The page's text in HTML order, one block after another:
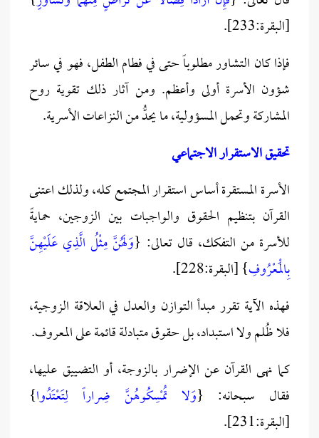
[البقرة:233].
فإذا كان التشاور مطلوباً حتى في فطام الطفل، فهو في سائر
شؤون الأسرة أولى وأعظم. ومن آثار ذلك تقوية روح
المشاركة وتحمل المسؤولية، ما يحدُّ من النزاعات الأسرية.
تحقيق الاستقرار الاجتماعي
الأسرة المستقرة أساس استقرار المجتمع كله، ولذلك اعتنى
القرآن بتنظيم الحقوق والواجبات بين الزوجين، حمايةً
للأسرة من التفكك، قال تعالى: {وَلَهُنَّ مِثْلُ الَّذِي عَلَيْهِنَّ
بِالْمَعْرُوفِ} [البقرة:228].
فهذه الآية تقرر مبدأ التوازن والعدل في العلاقة الزوجية،
فلا ظُلم ولا استبداد، بل حقوق متبادلة قائمة على المعروف.
كما نهى القرآن عن الإضرار بالزوجة، أو التضييق عليها،
فقال سبحانه: {وَلا تُمْسِكُوهُنَّ ضِراراً لِتَعْتَدُوا}
[البقرة:231].